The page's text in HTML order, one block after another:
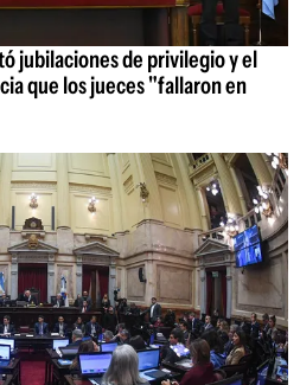
jubilaciones de privilegio y el
que los jueces "fallaron en